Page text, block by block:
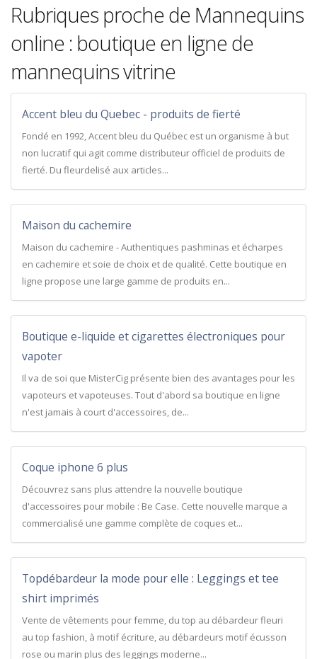
Rubriques proche de Mannequins
online : boutique en ligne de
mannequins vitrine
Accent bleu du Quebec - produits de fierté
Fondé en 1992, Accent bleu du Québec est un organisme à but
non lucratif qui agit comme distributeur officiel de produits de
fierté. Du fleurdelisé aux articles...
Maison du cachemire
Maison du cachemire - Authentiques pashminas et écharpes
en cachemire et soie de choix et de qualité. Cette boutique en
ligne propose une large gamme de produits en...
Boutique e-liquide et cigarettes électroniques pour
vapoter
Il va de soi que MisterCig présente bien des avantages pour les
vapoteurs et vapoteuses. Tout d'abord sa boutique en ligne
n'est jamais à court d'accessoires, de...
Coque iphone 6 plus
Découvrez sans plus attendre la nouvelle boutique
d'accessoires pour mobile : Be Case. Cette nouvelle marque a
commercialisé une gamme complète de coques et...
Topdébardeur la mode pour elle : Leggings et tee
shirt imprimés
Vente de vêtements pour femme, du top au débardeur fleuri
au top fashion, à motif écriture, au débardeurs motif écusson
rose ou marin plus des leggings moderne...